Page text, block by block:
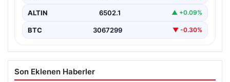
ALTIN 6502.1 ▲ +0.09%
BTC 3067299 ▼ -0.30%
Son Eklenen Haberler